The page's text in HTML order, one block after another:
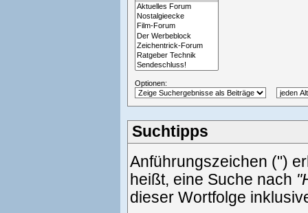
Optionen:
Suchtipps
Anführungszeichen (")
heißt, eine Suche nach
dieser Wortfolge